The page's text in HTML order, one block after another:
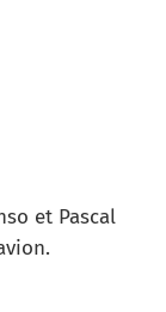
et Pascal